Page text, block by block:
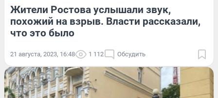
Жители Ростова услышали звук,
похожий на взрыв. Власти рассказали,
что это было
21 августа, 2023, 16:48 1 112 Обсудить